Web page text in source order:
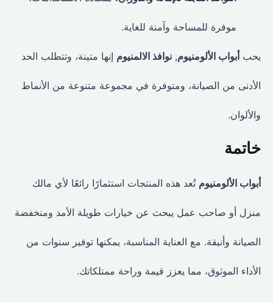
موفرة للمساحة وآمنة للغاية.
يحبأبواب الألومنيوم,نوافذ الالمنيومإنها متينة، وتتطلب الحد
الأدنى من الصيانة، ومتوفرة في مجموعة متنوعة من الأنماط
والألوان.
خاتمة
أبواب الألومنيومتُعد هذه المنتجات استثمارًا رائعًا لأي مالك
منزل أو صاحب عمل يبحث عن خيارات طويلة الأمد ومنخفضة
الصيانة وأنيقة. مع العناية المناسبة، يمكنها توفير سنوات من
الأداء الموثوق، مما يعزز قيمة وراحة ممتلكاتك.